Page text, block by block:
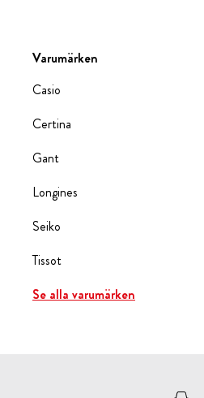
Varumärken
Casio
Certina
Gant
Longines
Seiko
Tissot
Se alla varumärken